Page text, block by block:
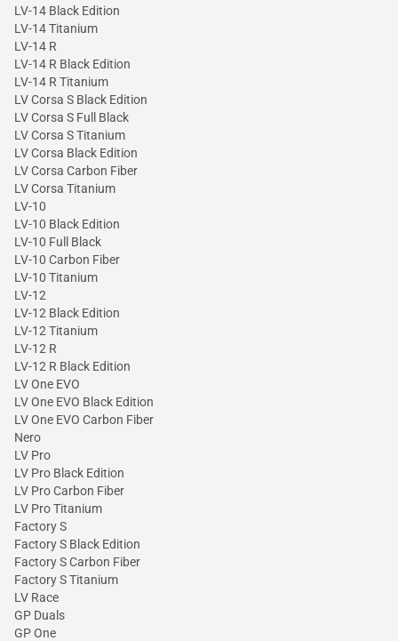
LV-14 Black Edition
LV-14 Titanium
LV-14 R
LV-14 R Black Edition
LV-14 R Titanium
LV Corsa S Black Edition
LV Corsa S Full Black
LV Corsa S Titanium
LV Corsa Black Edition
LV Corsa Carbon Fiber
LV Corsa Titanium
LV-10
LV-10 Black Edition
LV-10 Full Black
LV-10 Carbon Fiber
LV-10 Titanium
LV-12
LV-12 Black Edition
LV-12 Titanium
LV-12 R
LV-12 R Black Edition
LV One EVO
LV One EVO Black Edition
LV One EVO Carbon Fiber
Nero
LV Pro
LV Pro Black Edition
LV Pro Carbon Fiber
LV Pro Titanium
Factory S
Factory S Black Edition
Factory S Carbon Fiber
Factory S Titanium
LV Race
GP Duals
GP One